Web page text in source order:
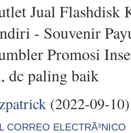
Jual Flashdisk
- Souvenir
Promosi
dc paling baik
(2022-09-10)
CORREO ELECTRÃ³NICO